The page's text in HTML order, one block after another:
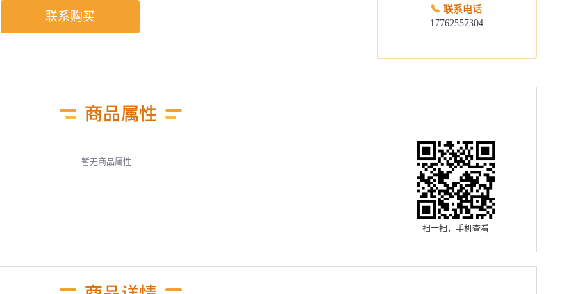
联系购买
联系电话
17762557304
暂无商品属性
扫一扫，手机查看